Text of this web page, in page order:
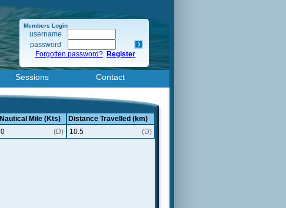
Members Login
username
password
Forgotten password? Register
Sessions Contact
Nautical Mile (Kts)
Distance Travelled (km)
0 (D) 10.5
(D)